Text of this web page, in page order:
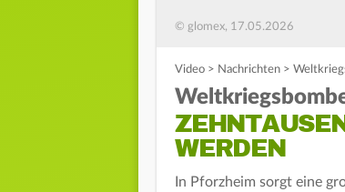
© glomex, 17.05.2026
Video > Nachrichten >
WERDEN
In Pforzheim sorgt eine